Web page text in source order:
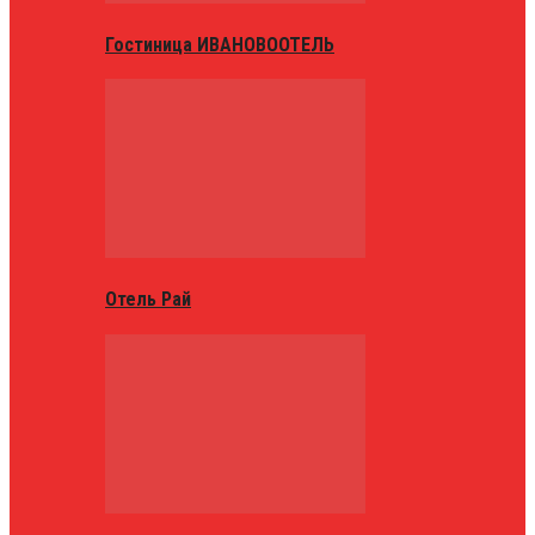
Гостиница ИВАНОВООТЕЛЬ
Отель Рай